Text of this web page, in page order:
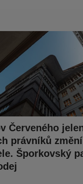
Červeného
právníků změní
Šporkovský